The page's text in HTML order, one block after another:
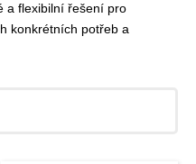
a flexibilní řešení pro
konkrétních potřeb a